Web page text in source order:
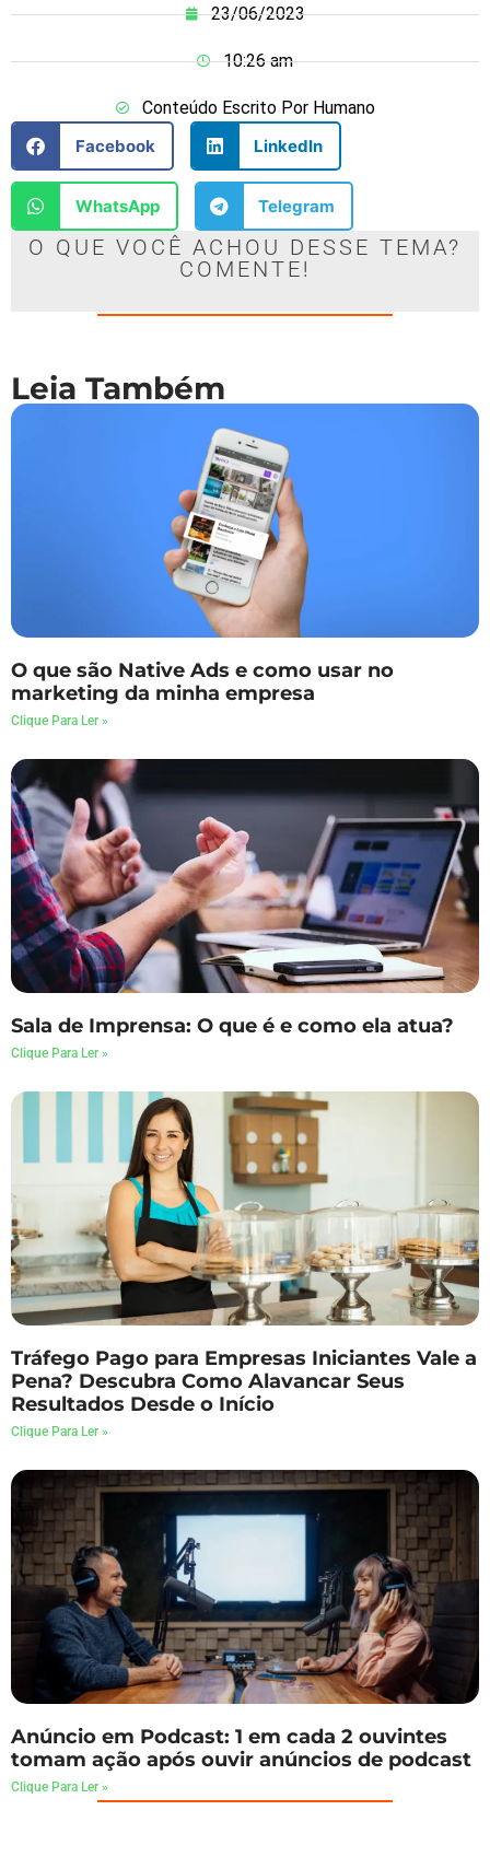
23/06/2023
10:26 am
Conteúdo Escrito Por Humano
Facebook
LinkedIn
WhatsApp Telegram
O QUE VOCÊ ACHOU DESSE TEMA?
COMENTE!
O que são Native Ads e como usar no
marketing da minha empresa
Clique Para Ler »
Sala de Imprensa: O que é e como ela atua?
Clique Para Ler »
Tráfego Pago para Empresas Iniciantes Vale a
Pena? Descubra Como Alavancar Seus
Resultados Desde o Início
Clique Para Ler »
Anúncio em Podcast: 1 em cada 2 ouvintes
tomam ação após ouvir anúncios de podcast
Clique Para Ler »
Leia Também